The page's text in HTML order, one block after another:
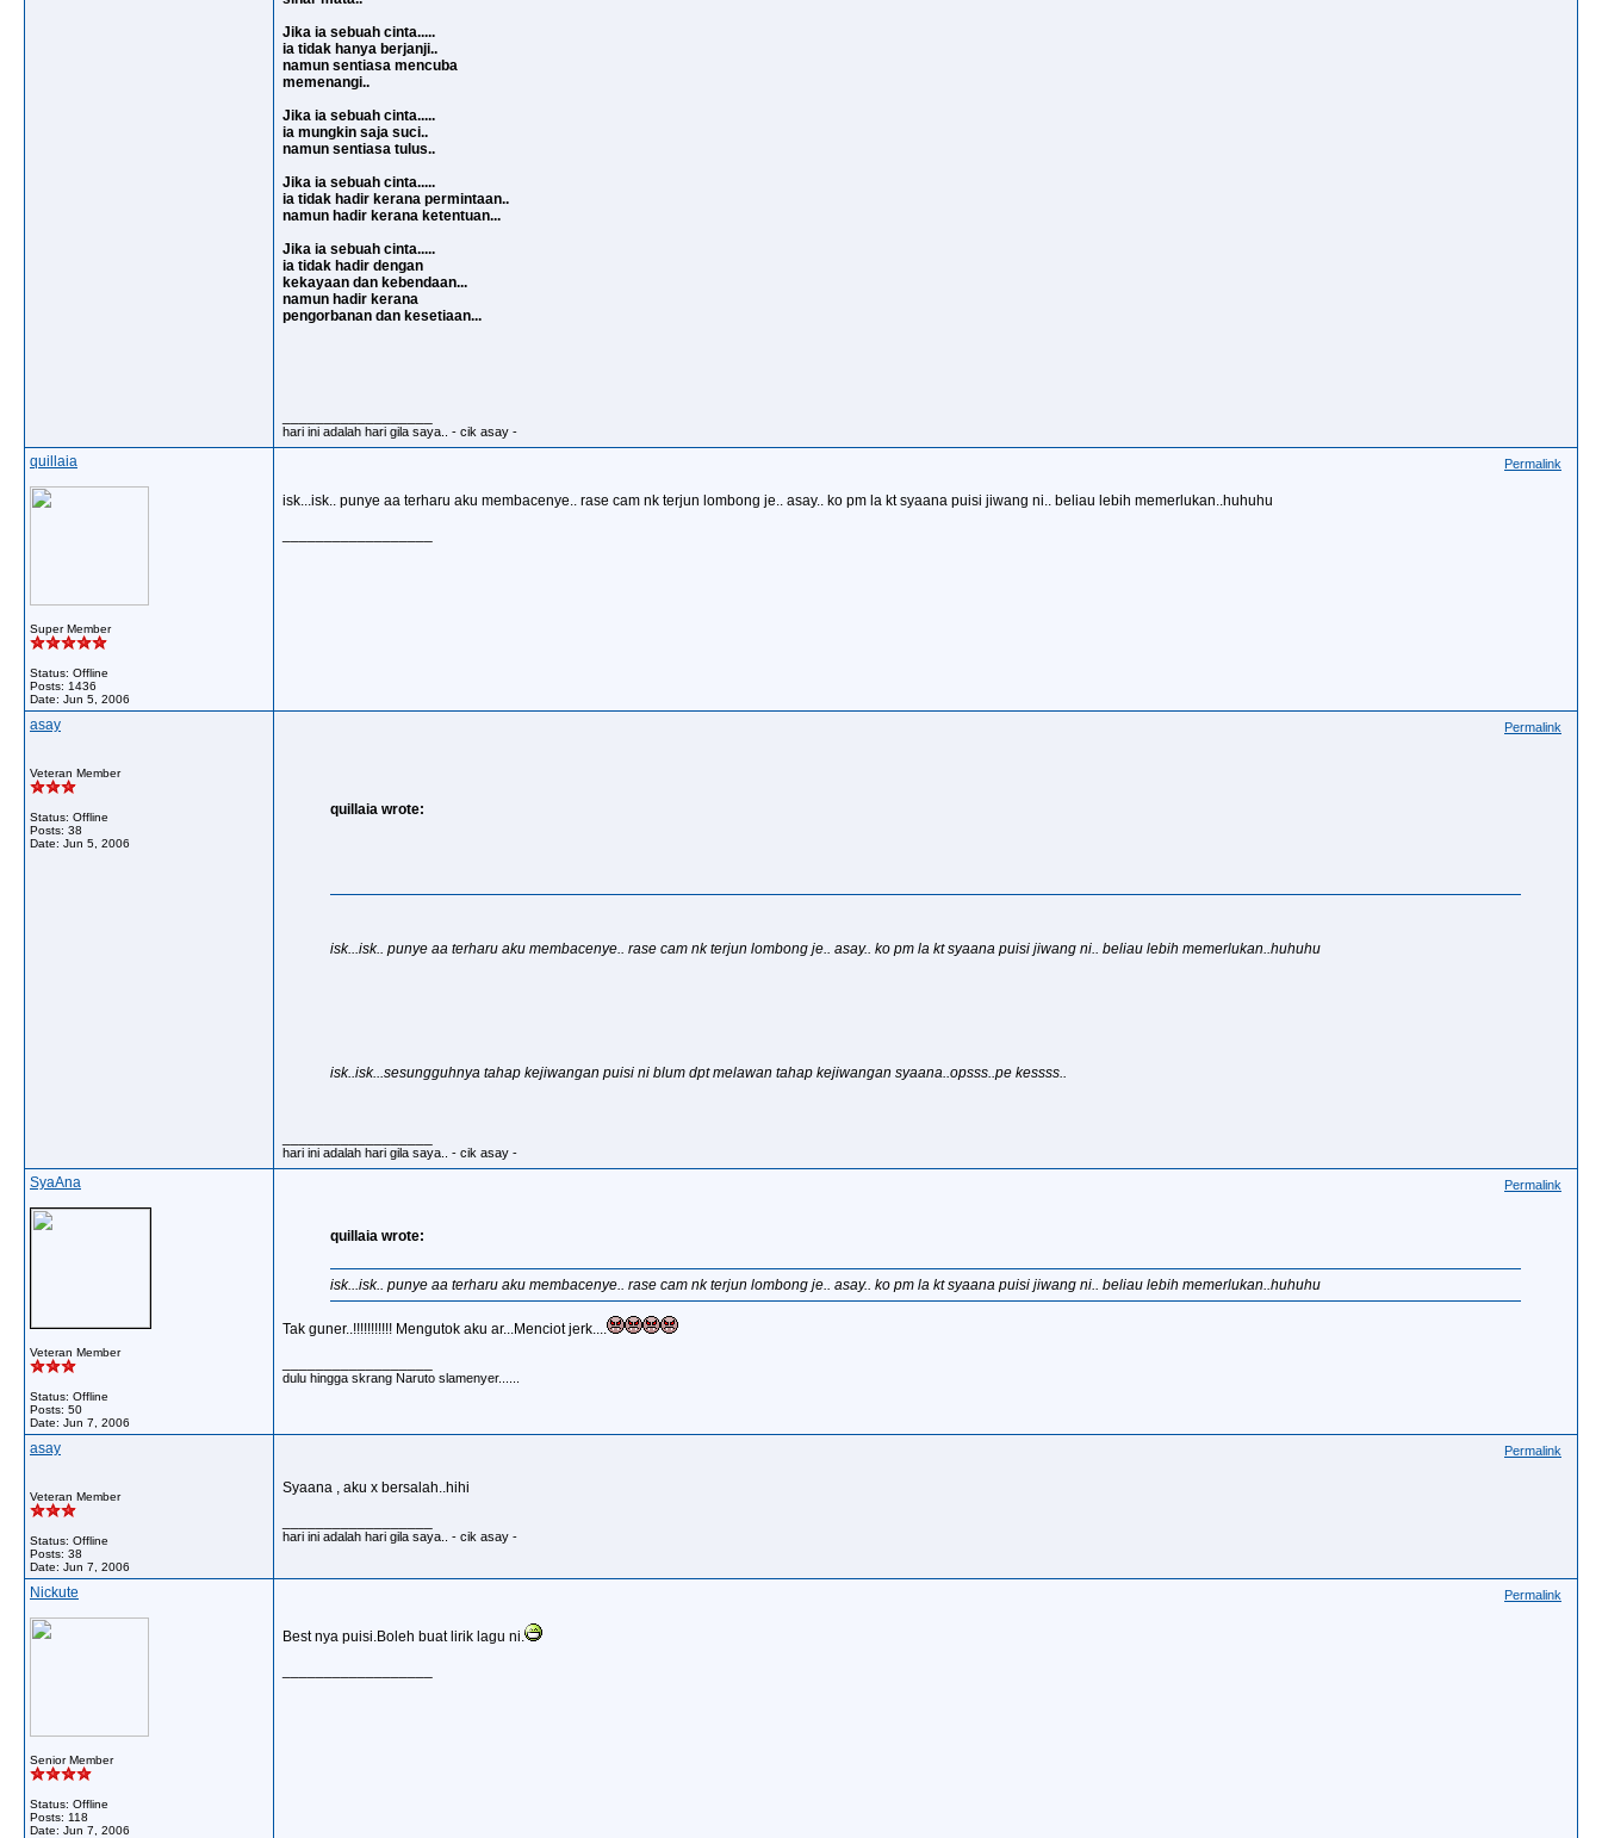
Jika ia sebuah cinta.....
ia tidak hanya berjanji..
namun sentiasa mencuba
memenangi..
Jika ia sebuah cinta.....
ia mungkin saja suci..
namun sentiasa tulus..
Jika ia sebuah cinta.....
ia tidak hadir kerana permintaan..
namun hadir kerana ketentuan...
Jika ia sebuah cinta.....
ia tidak hadir dengan
kekayaan dan kebendaan...
namun hadir kerana
pengorbanan dan kesetiaan...
hari ini adalah hari gila saya.. - cik asay -
quillaia
Super Member
Status: Offline
Posts: 1436
Date: Jun 5, 2006
Permalink
isk...isk.. punye aa terharu aku membacenye.. rase cam nk terjun lombong je.. asay.. ko pm la kt syaana puisi jiwang ni.. beliau lebih memerlukan..huhuhu
asay
Veteran Member
Status: Offline
Posts: 38
Date: Jun 5, 2006
Permalink
quillaia wrote:
isk...isk.. punye aa terharu aku membacenye.. rase cam nk terjun lombong je.. asay.. ko pm la kt syaana puisi jiwang ni.. beliau lebih memerlukan..huhuhu
isk..isk...sesungguhnya tahap kejiwangan puisi ni blum dpt melawan tahap kejiwangan syaana..opsss..pe kessss..
hari ini adalah hari gila saya.. - cik asay -
SyaAna
Veteran Member
Status: Offline
Posts: 50
Date: Jun 7, 2006
Permalink
quillaia wrote:
isk...isk.. punye aa terharu aku membacenye.. rase cam nk terjun lombong je.. asay.. ko pm la kt syaana puisi jiwang ni.. beliau lebih memerlukan..huhuhu
Tak guner..!!!!!!!!!!! Mengutok aku ar...Menciot jerk....
dulu hingga skrang Naruto slamenyer......
asay
Veteran Member
Status: Offline
Posts: 38
Date: Jun 7, 2006
Permalink
Syaana , aku x bersalah..hihi
hari ini adalah hari gila saya.. - cik asay -
Nickute
Senior Member
Status: Offline
Posts: 118
Date: Jun 7, 2006
Permalink
Best nya puisi.Boleh buat lirik lagu ni.